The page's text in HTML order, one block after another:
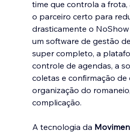
time que controla a frota,
o parceiro certo para
drasticamente o
um software de gestão
super completo, a
controle de agendas, a
coletas e confirmação de
organização do
complicação.
A tecnologia da